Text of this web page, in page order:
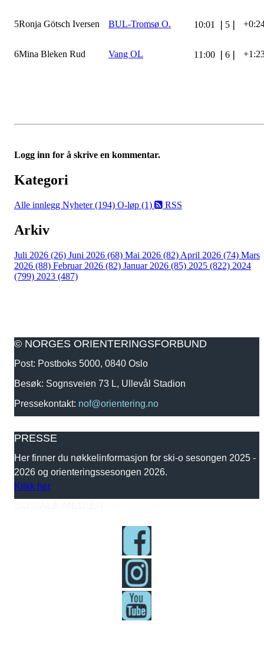
5Ronja Götsch Iversen BUL-Tromsø O. 10:01 5
6Mina Bleken Rud Vang OL 11:00 6
Logg inn for å skrive en kommentar.
Kategori
Alle innlegg Nyheter (194) O-løp (1) RSS
Arkiv
Juli 2026 (26) Juni 2026 (68) Mai 2026 (82) April 2026 (74) Mars
2026 (88) Februar 2026 (82) Januar 2026 (85) 2025 (822) 2024
(799) 2023 (487)
© NORGES ORIENTERINGSFORBUND
Post: Postboks 5000, 0840 Oslo
Besøk: Sognsveien 73 L, Ullevål Stadion
Pressekontakt: nof@orientering.no
PRESSE
Her finner du nøkkelinformasjon for ski-o sesongen 2025 -
2026 og orienteringssesongen 2026.
Klikk her